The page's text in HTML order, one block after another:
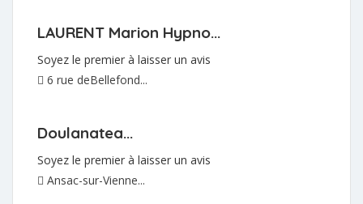
LAURENT Marion Hypno...
Soyez le premier à laisser un avis
6 rue deBellefond...
Doulanatea...
Soyez le premier à laisser un avis
Ansac-sur-Vienne...